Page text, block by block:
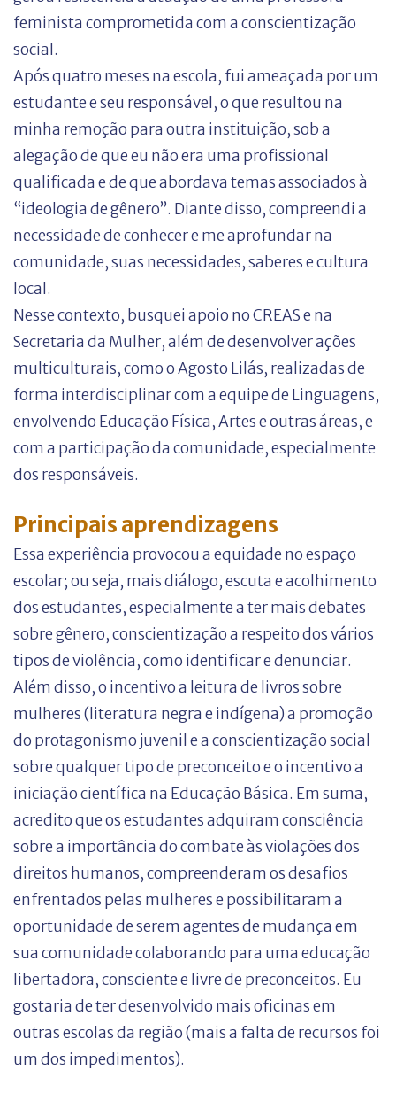
feminista comprometida com a conscientização
social.
Após quatro meses na escola, fui ameaçada por um
estudante e seu responsável, o que resultou na
minha remoção para outra instituição, sob a
alegação de que eu não era uma profissional
qualificada e de que abordava temas associados à
“ideologia de gênero”. Diante disso, compreendi a
necessidade de conhecer e me aprofundar na
comunidade, suas necessidades, saberes e cultura
local.
Nesse contexto, busquei apoio no CREAS e na
Secretaria da Mulher, além de desenvolver ações
multiculturais, como o Agosto Lilás, realizadas de
forma interdisciplinar com a equipe de Linguagens,
envolvendo Educação Física, Artes e outras áreas, e
com a participação da comunidade, especialmente
dos responsáveis.
Principais aprendizagens
Essa experiência provocou a equidade no espaço
escolar; ou seja, mais diálogo, escuta e acolhimento
dos estudantes, especialmente a ter mais debates
sobre gênero, conscientização a respeito dos vários
tipos de violência, como identificar e denunciar.
Além disso, o incentivo a leitura de livros sobre
mulheres (literatura negra e indígena) a promoção
do protagonismo juvenil e a conscientização social
sobre qualquer tipo de preconceito e o incentivo a
iniciação científica na Educação Básica. Em suma,
acredito que os estudantes adquiram consciência
sobre a importância do combate às violações dos
direitos humanos, compreenderam os desafios
enfrentados pelas mulheres e possibilitaram a
oportunidade de serem agentes de mudança em
sua comunidade colaborando para uma educação
libertadora, consciente e livre de preconceitos. Eu
gostaria de ter desenvolvido mais oficinas em
outras escolas da região (mais a falta de recursos foi
um dos impedimentos).